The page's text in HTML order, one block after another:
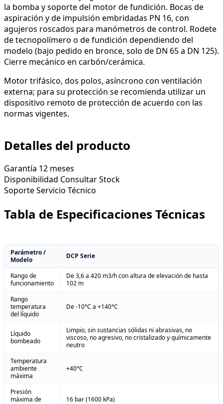
la bomba y soporte del motor de fundición. Bocas de
aspiración y de impulsión embridadas PN 16, con
agujeros roscados para manómetros de control. Rodete
de tecnopolímero o de fundición dependiendo del
modelo (bajo pedido en bronce, solo de DN 65 a DN 125).
Cierre mecánico en carbón/cerámica.
Motor trifásico, dos polos, asíncrono con ventilación
externa; para su protección se recomienda utilizar un
dispositivo remoto de protección de acuerdo con las
normas vigentes.
Detalles del producto
Garantía 12 meses
Disponibilidad Consultar Stock
SoporteServicio Técnico
Tabla de Especificaciones Técnicas
Parámetro /
Modelo
DCP Serie
Rango de
funcionamiento
De 3,6 a 420 m3/h con altura de elevación de hasta
102 m
Rango
temperatura
del líquido
De -10°C a +140°C
Líquido
bombeado
Limpio, sin sustancias sólidas ni abrasivas, no
viscoso, no agresivo, no cristalizado y químicamente
neutro
Temperatura
ambiente
máxima
+40°C
Presión
máxima de
16 bar (1600 kPa)